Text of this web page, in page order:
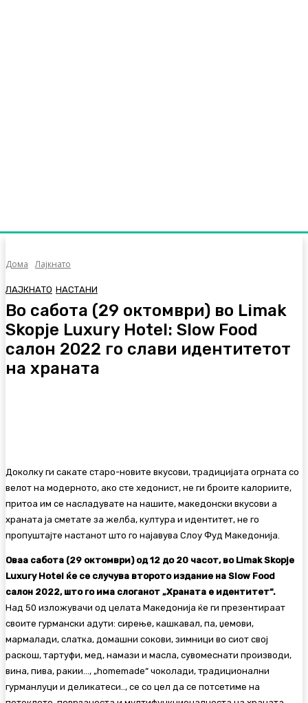
Дома Лајкнато
ЛАЈКНАТО НАСТАНИ
Во сабота (29 октомври) во Limak
Skopje Luxury Hotel: Slow Food
салон 2022 го слави идентитетот
на храната
Доколку ги сакате старо-новите вкусови, традицијата огрната со
велот на модерното, ако сте хедонист, не ги броите калориите,
притоа им се насладувате на нашите, македонски вкусови а
храната ја сметате за желба, култура и идентитет, не го
пропуштајте настанот што го најавува Слоу Фуд Македонија.
Оваа сабота (29 октомври) од 12 до 20 часот, во Limak Skopje
Luxury Hotel ќе се случува второто издание на Slow Food
салон 2022, што го има слоганот „Храната е идентитет“.
Над 50 изложувачи од целата Македонија ќе ги презентираат
своите гурмански адути: сирење, кашкавал, па, џемови,
мармалади, слатка, домашни сокови, зимници во сиот свој
раскош, тартуфи, мед, намази и масла, сувомеснати производи,
вина, пива, ракии…, „homemade“ чоколади, традиционални
гурманлуци и деликатеси.., се со цел да се потсетиме на